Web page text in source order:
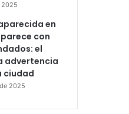
2025
en
con
el
advertencia
ciudad
2025